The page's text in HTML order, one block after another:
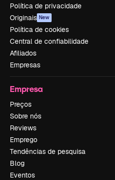
Política de privacidade
Originais New
Política de cookies
Central de confiabilidade
Afiliados
Empresas
Empresa
Preços
Sobre nós
Reviews
Emprego
Tendências de pesquisa
Blog
Eventos